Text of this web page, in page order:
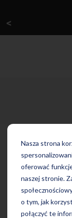
Nasza strona
oferować
naszej stronie.
o tym, jak
połączyć te
<